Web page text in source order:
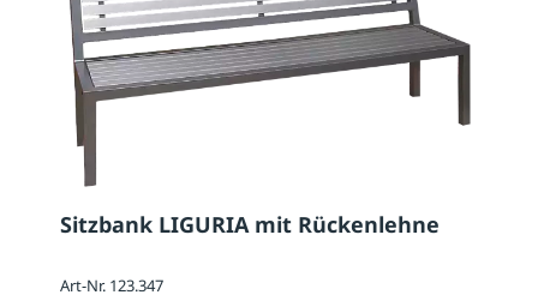
Sitzbank LIGURIA mit Rückenlehne
Art-Nr. 123.347